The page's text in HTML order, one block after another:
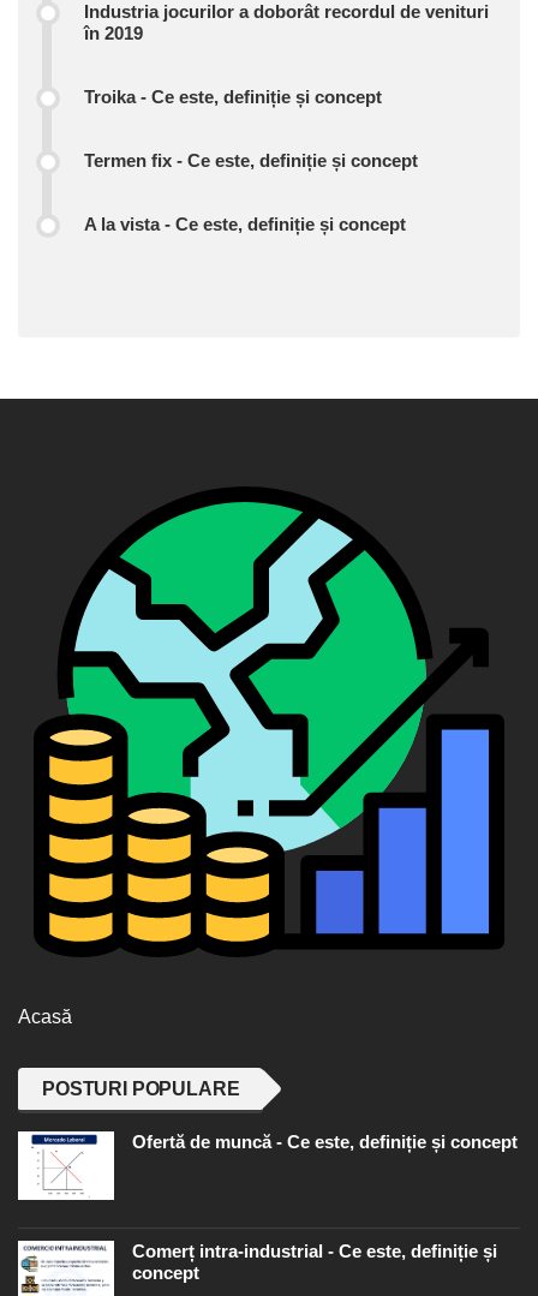
Industria jocurilor a doborât recordul de venituri
în 2019
Troika - Ce este, definiție și concept
Termen fix - Ce este, definiție și concept
A la vista - Ce este, definiție și concept
Acasă
POSTURI POPULARE
Ofertă de muncă - Ce este, definiție și concept
Comerț intra-industrial - Ce este, definiție și
concept